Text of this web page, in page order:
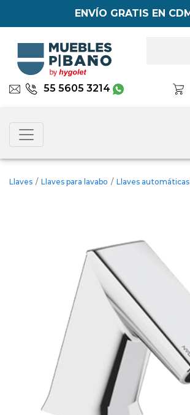
ENVÍO GRATIS EN
55 5605 3214
Llaves / Llaves para lavabo / Llaves automáticas